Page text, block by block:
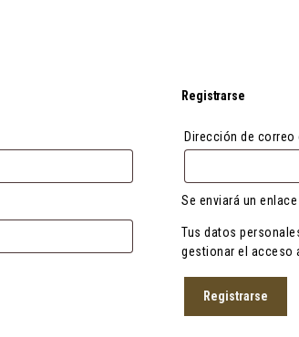
Registrarse
Dirección de
Se enviará un
Tus datos
gestionar el acceso
Registrarse